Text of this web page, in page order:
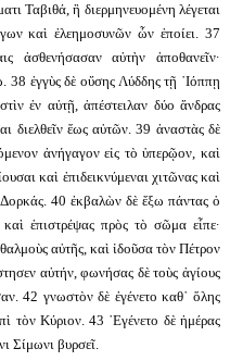
Ταβιθά, ἣ διερμηνευομένη λέγεται
καὶ ἐλεημοσυνῶν ὧν ἐποίει. 37
ἀσθενήσασαν αὐτὴν ἀποθανεῖν·
38 ἐγγὺς δὲ οὔσης Λύδδης τῇ ᾿Ιόππῃ
ἐν αὐτῇ, ἀπέστειλαν δύο ἄνδρας
διελθεῖν ἕως αὐτῶν. 39 ἀναστὰς δὲ
ἀνήγαγον εἰς τὸ ὑπερῷον, καὶ
καὶ ἐπιδεικνύμεναι χιτῶνας καὶ
40 ἐκβαλὼν δὲ ἔξω πάντας ὁ
ἐπιστρέψας πρὸς τὸ σῶμα εἶπε·
αὐτῆς, καὶ ἰδοῦσα τὸν Πέτρον
αὐτήν, φωνήσας δὲ τοὺς ἁγίους
42 γνωστὸν δὲ ἐγένετο καθ᾿ ὅλης
τὸν Κύριον. 43 ᾿Εγένετο δὲ ἡμέρας
Σίμωνι βυρσεῖ.